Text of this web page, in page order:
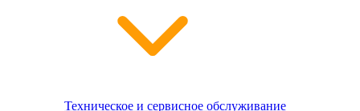
Техническое и сервисное обслуживание